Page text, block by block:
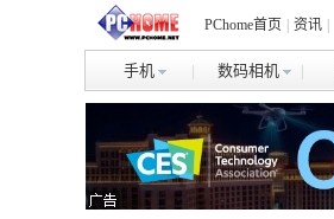
PChome首页 资讯
手机 数码相机